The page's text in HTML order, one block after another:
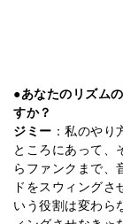
●あなたのリズム
すか？
ジミー ：私のや
ところにあって、
らファンクまで、
ドをスウィング
いう役割は変わら